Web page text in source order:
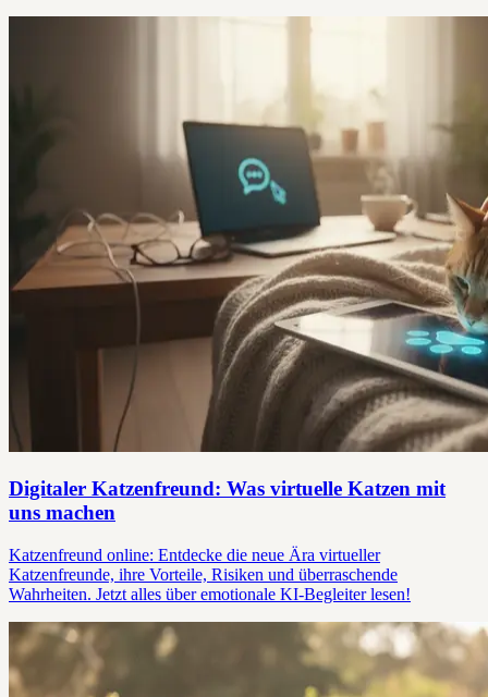
Digitaler Katzenfreund: Was virtuelle Katzen mit
uns machen
Katzenfreund online: Entdecke die neue Ära virtueller
Katzenfreunde, ihre Vorteile, Risiken und überraschende
Wahrheiten. Jetzt alles über emotionale KI-Begleiter lesen!